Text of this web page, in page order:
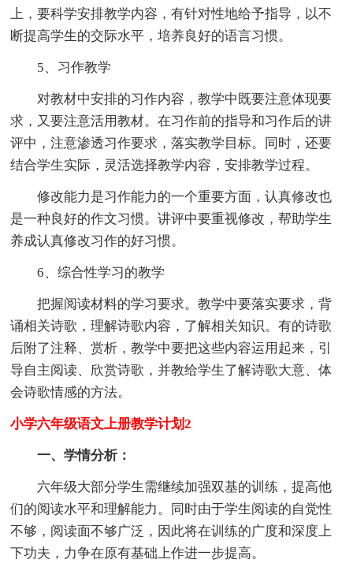
上，要科学安排教学内容，有针对性地给予指导，以不
断提高学生的交际水平，培养良好的语言习惯。
5、习作教学
对教材中安排的习作内容，教学中既要注意体现要
求，又要注意活用教材。在习作前的指导和习作后的讲
评中，注意渗透习作要求，落实教学目标。同时，还要
结合学生实际，灵活选择教学内容，安排教学过程。
修改能力是习作能力的一个重要方面，认真修改也
是一种良好的作文习惯。讲评中要重视修改，帮助学生
养成认真修改习作的好习惯。
6、综合性学习的教学
把握阅读材料的学习要求。教学中要落实要求，背
诵相关诗歌，理解诗歌内容，了解相关知识。有的诗歌
后附了注释、赏析，教学中要把这些内容运用起来，引
导自主阅读、欣赏诗歌，并教给学生了解诗歌大意、体
会诗歌情感的方法。
小学六年级语文上册教学计划2
一、学情分析：
六年级大部分学生需继续加强双基的训练，提高他
们的阅读水平和理解能力。同时由于学生阅读的自觉性
不够，阅读面不够广泛，因此将在训练的广度和深度上
下功夫，力争在原有基础上作进一步提高。